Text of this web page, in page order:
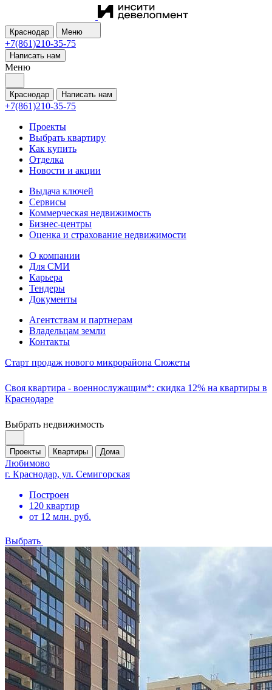
Краснодар Меню
+7(861)210-35-75
Написать нам
Меню
Краснодар Написать нам
+7(861)210-35-75
Проекты
Выбрать квартиру
Как купить
Отделка
Новости и акции
Выдача ключей
Сервисы
Коммерческая недвижимость
Бизнес-центры
Оценка и страхование недвижимости
О компании
Для СМИ
Карьера
Тендеры
Документы
Агентствам и партнерам
Владельцам земли
Контакты
Старт продаж нового микрорайона Сюжеты
Своя квартира - военнослужащим*: скидка 12% на квартиры в
Краснодаре
Выбрать недвижимость
Проекты Квартиры Дома
Любимово
г. Краснодар, ул. Семигорская
Построен
120 квартир
от 12 млн. руб.
Выбрать